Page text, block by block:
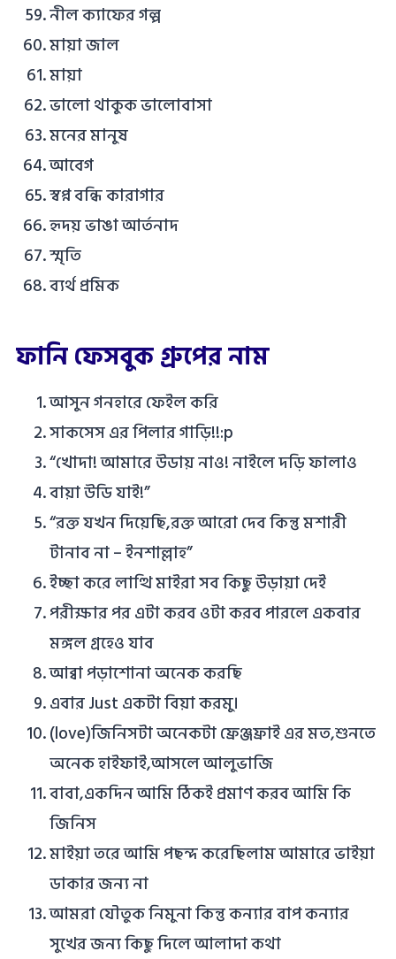
নীল ক্যাফের গল্প
মায়া জাল
মায়া
ভালো থাকুক ভালোবাসা
মনের মানুষ
আবেগ
স্বপ্ন বন্ধি কারাগার
হৃদয় ভাঙা আর্তনাদ
স্মৃতি
ব্যর্থ প্রমিক
ফানি ফেসবুক গ্রুপের নাম
আসুন গনহারে ফেইল করি
সাকসেস এর পিলার গাড়ি!!:p
“খোদা! আমারে উডায় নাও! নাইলে দড়ি ফালাও
বায়া উডি যাই!”
“রক্ত যখন দিয়েছি,রক্ত আরো দেব কিন্তু মশারী
টানাব না – ইনশাল্লাহ”
ইচ্ছা করে লাত্থি মাইরা সব কিছু উড়ায়া দেই
পরীক্ষার পর এটা করব ওটা করব পারলে একবার
মঙ্গল গ্রহেও যাব
আব্বা পড়াশোনা অনেক করছি
এবার Just একটা বিয়া করমু।
(love)জিনিসটা অনেকটা ফ্রেঞ্জফ্রাই এর মত,শুনতে
অনেক হাইফাই,আসলে আলুভাজি
বাবা,একদিন আমি ঠিকই প্রমাণ করব আমি কি
জিনিস
মাইয়া তরে আমি পছন্দ করেছিলাম আমারে ভাইয়া
ডাকার জন্য না
আমরা যৌতুক নিমুনা কিন্তু কন্যার বাপ কন্যার
সুখের জন্য কিছু দিলে আলাদা কথা